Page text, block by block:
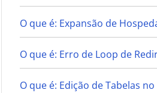
O que é: Expansão de
O que é: Erro de Loop de
O que é: Edição de Tabelas